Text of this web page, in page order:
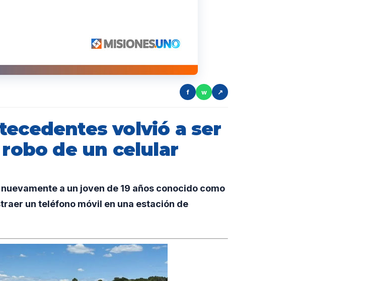
f w ↗
volvió a ser
de un celular
a un joven de 19 años conocido como
un teléfono móvil en una estación de